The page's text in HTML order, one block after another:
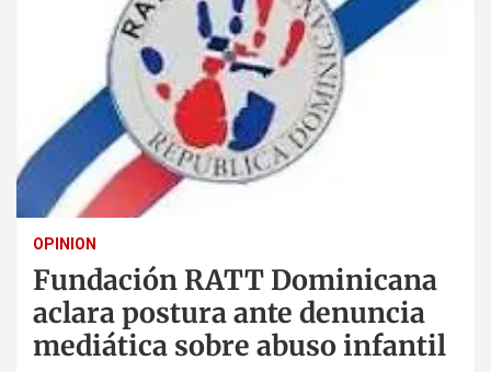
OPINION
Fundación RATT Dominicana
aclara postura ante denuncia
mediática sobre abuso infantil